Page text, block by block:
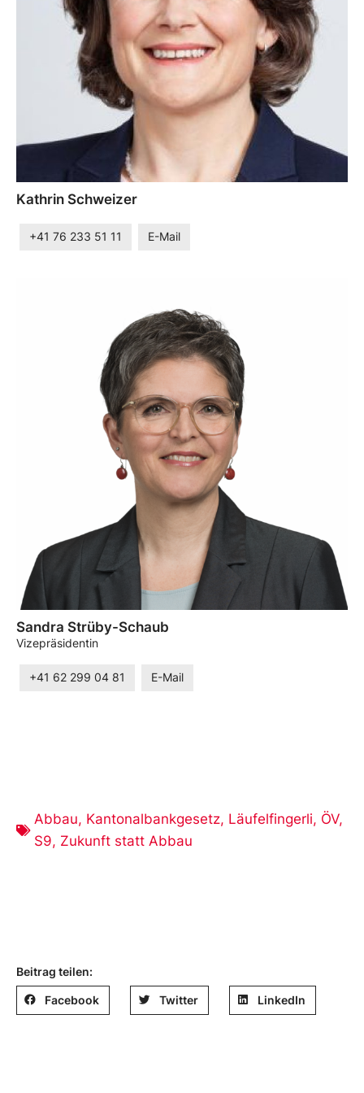
Kathrin Schweizer
+41 76 233 51 11 E-Mail
Sandra Strüby-Schaub
Vizepräsidentin
+41 62 299 04 81 E-Mail
Abbau, Kantonalbankgesetz, Läufelfingerli, ÖV,
S9, Zukunft statt Abbau
Beitrag teilen:
Facebook Twitter LinkedIn